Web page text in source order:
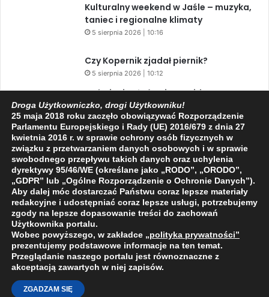
Kulturalny weekend w Jaśle – muzyka,
taniec i regionalne klimaty
5 sierpnia 2026 | 10:16
Czy Kopernik zjadał piernik?
5 sierpnia 2026 | 10:12
Zaćmienie Słońca i Perseidy. Dwa
niesamowite zjawiska astronomiczne
w ciągu jednego dnia!
3 sierpnia 2026 | 15:39
Facebook
X YouTube
2009 - 2026 © Wszelkie prawa zastrzeżone
O NAS
REDAKCJA POLITYKA PRYWATNOŚCI
Droga Użytkowniczko, drogi Użytkowniku!
25 maja 2018 roku zaczęło obowiązywać Rozporządzenie
Parlamentu Europejskiego i Rady (UE) 2016/679 z dnia 27
kwietnia 2016 r. w sprawie ochrony osób fizycznych w
związku z przetwarzaniem danych osobowych i w sprawie
swobodnego przepływu takich danych oraz uchylenia
dyrektywy 95/46/WE (określane jako „RODO”, „ORODO”,
„GDPR” lub „Ogólne Rozporządzenie o Ochronie Danych”).
Aby dalej móc dostarczać Państwu coraz lepsze materiały
redakcyjne i udostępniać coraz lepsze usługi, potrzebujemy
zgody na lepsze dopasowanie treści do zachowań
Użytkownika portalu.
Wobec powyższego, w zakładce „polityka prywatności”
prezentujemy podstawowe informacje na ten temat.
Przeglądanie naszego portalu jest równoznaczne z
akceptacją zawartych w niej zapisów.
ZGADZAM SIĘ